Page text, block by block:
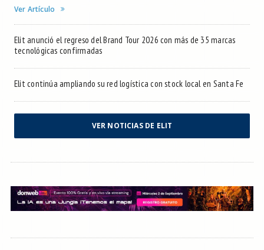
Ver Artículo
Elit anunció el regreso del Brand Tour 2026 con más de 35 marcas
tecnológicas confirmadas
Elit continúa ampliando su red logística con stock local en Santa Fe
VER NOTICIAS DE ELIT